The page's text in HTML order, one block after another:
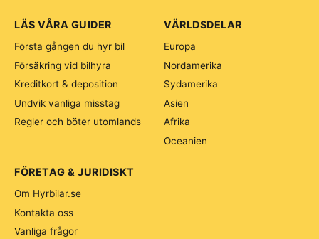
VÄRLDSDELAR
Europa
Nordamerika
Sydamerika
Asien
Afrika
Oceanien
LÄS VÅRA GUIDER
Första gången du hyr bil
Försäkring vid bilhyra
Kreditkort & deposition
Undvik vanliga misstag
Regler och böter utomlands
FÖRETAG & JURIDISKT
Om Hyrbilar.se
Kontakta oss
Vanliga frågor